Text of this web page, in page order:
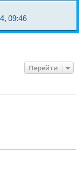
09:46
Перейти